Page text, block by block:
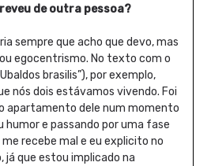
de outra pessoa?
sempre que acho que devo, mas
egocentrismo. No texto com o
brasilis”), por exemplo,
nós dois estávamos vivendo. Foi
apartamento dele num momento
humor e passando por uma fase
recebe mal e eu explicito no
que estou implicado na